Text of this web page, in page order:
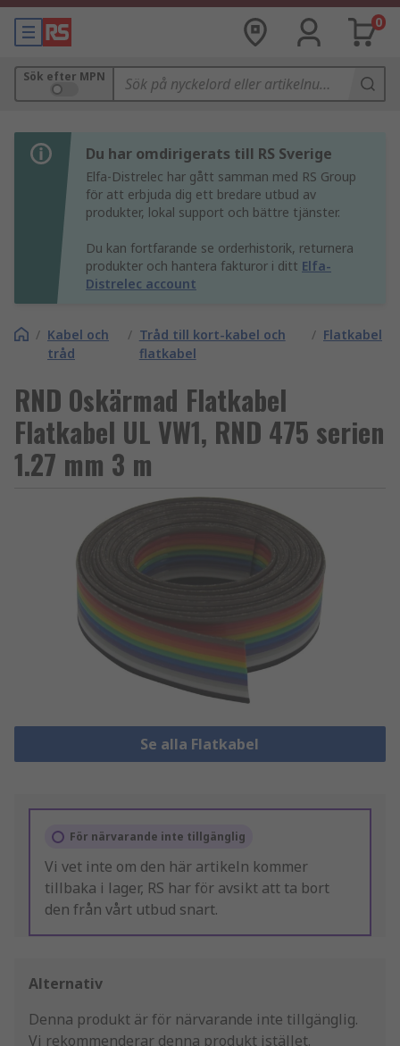
0
Sök efter MPN
Du har omdirigerats till RS Sverige
Elfa-Distrelec har gått samman med RS Group
för att erbjuda dig ett bredare utbud av
produkter, lokal support och bättre tjänster.
Du kan fortfarande se orderhistorik, returnera
produkter och hantera fakturor i ditt Elfa-
Distrelec account
/ Kabel och
tråd
/ Tråd till kort-kabel och
flatkabel
/ Flatkabel
RND Oskärmad Flatkabel
Flatkabel UL VW1, RND 475 serien
1.27 mm 3 m
Se alla Flatkabel
För närvarande inte tillgänglig
Vi vet inte om den här artikeln kommer
tillbaka i lager, RS har för avsikt att ta bort
den från vårt utbud snart.
Alternativ
Denna produkt är för närvarande inte tillgänglig.
Vi rekommenderar denna produkt istället.